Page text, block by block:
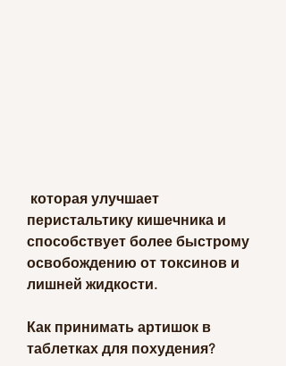
перистальтику кишечника и
способствует более быстрому
освобождению от токсинов и
лишней жидкости.
Как принимать артишок в
таблетках для похудения?